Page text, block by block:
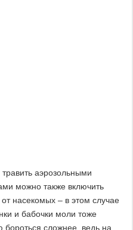
аэрозольными
можно также включить
насекомых – в этом случае
и бабочки моли тоже
сложнее, ведь на